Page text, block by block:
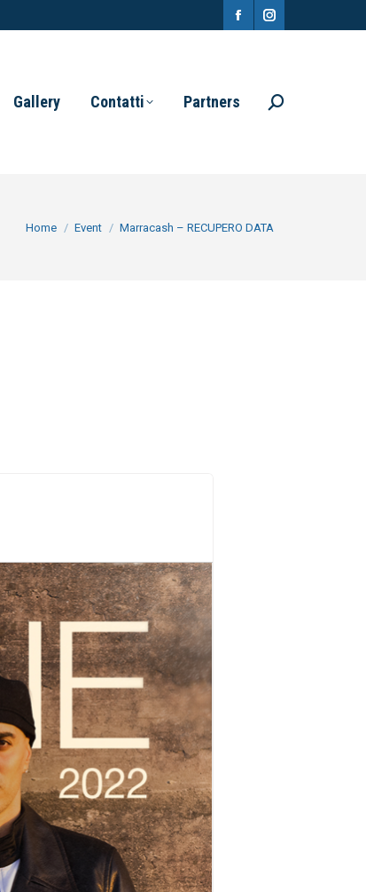
FacebookInstagram
Gallery Contatti Partners Search:
You are here:
Home Event Marracash – RECUPERO DATA